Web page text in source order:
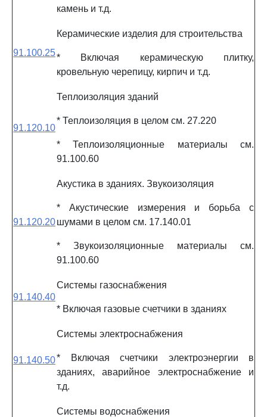
камень и т.д.
91.100.25
Керамические изделия для строительства
* Включая керамическую плитку,
кровельную черепицу, кирпич и т.д.
91.120.10
Теплоизоляция зданий
* Теплоизоляция в целом см. 27.220
* Теплоизоляционные материалы см.
91.100.60
91.120.20
Акустика в зданиях. Звукоизоляция
* Акустические измерения и борьба с
шумами в целом см. 17.140.01
* Звукоизоляционные материалы см.
91.100.60
91.140.40
Системы газоснабжения
* Включая газовые счетчики в зданиях
91.140.50
Системы электроснабжения
* Включая счетчики электроэнергии в
зданиях, аварийное электроснабжение и
т.д.
Системы водоснабжения